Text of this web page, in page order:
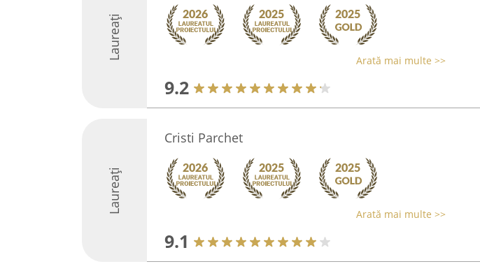
Laureați Arată mai multe >>
9.2
Laureați
Cristi Parchet
Arată mai multe >>
9.1